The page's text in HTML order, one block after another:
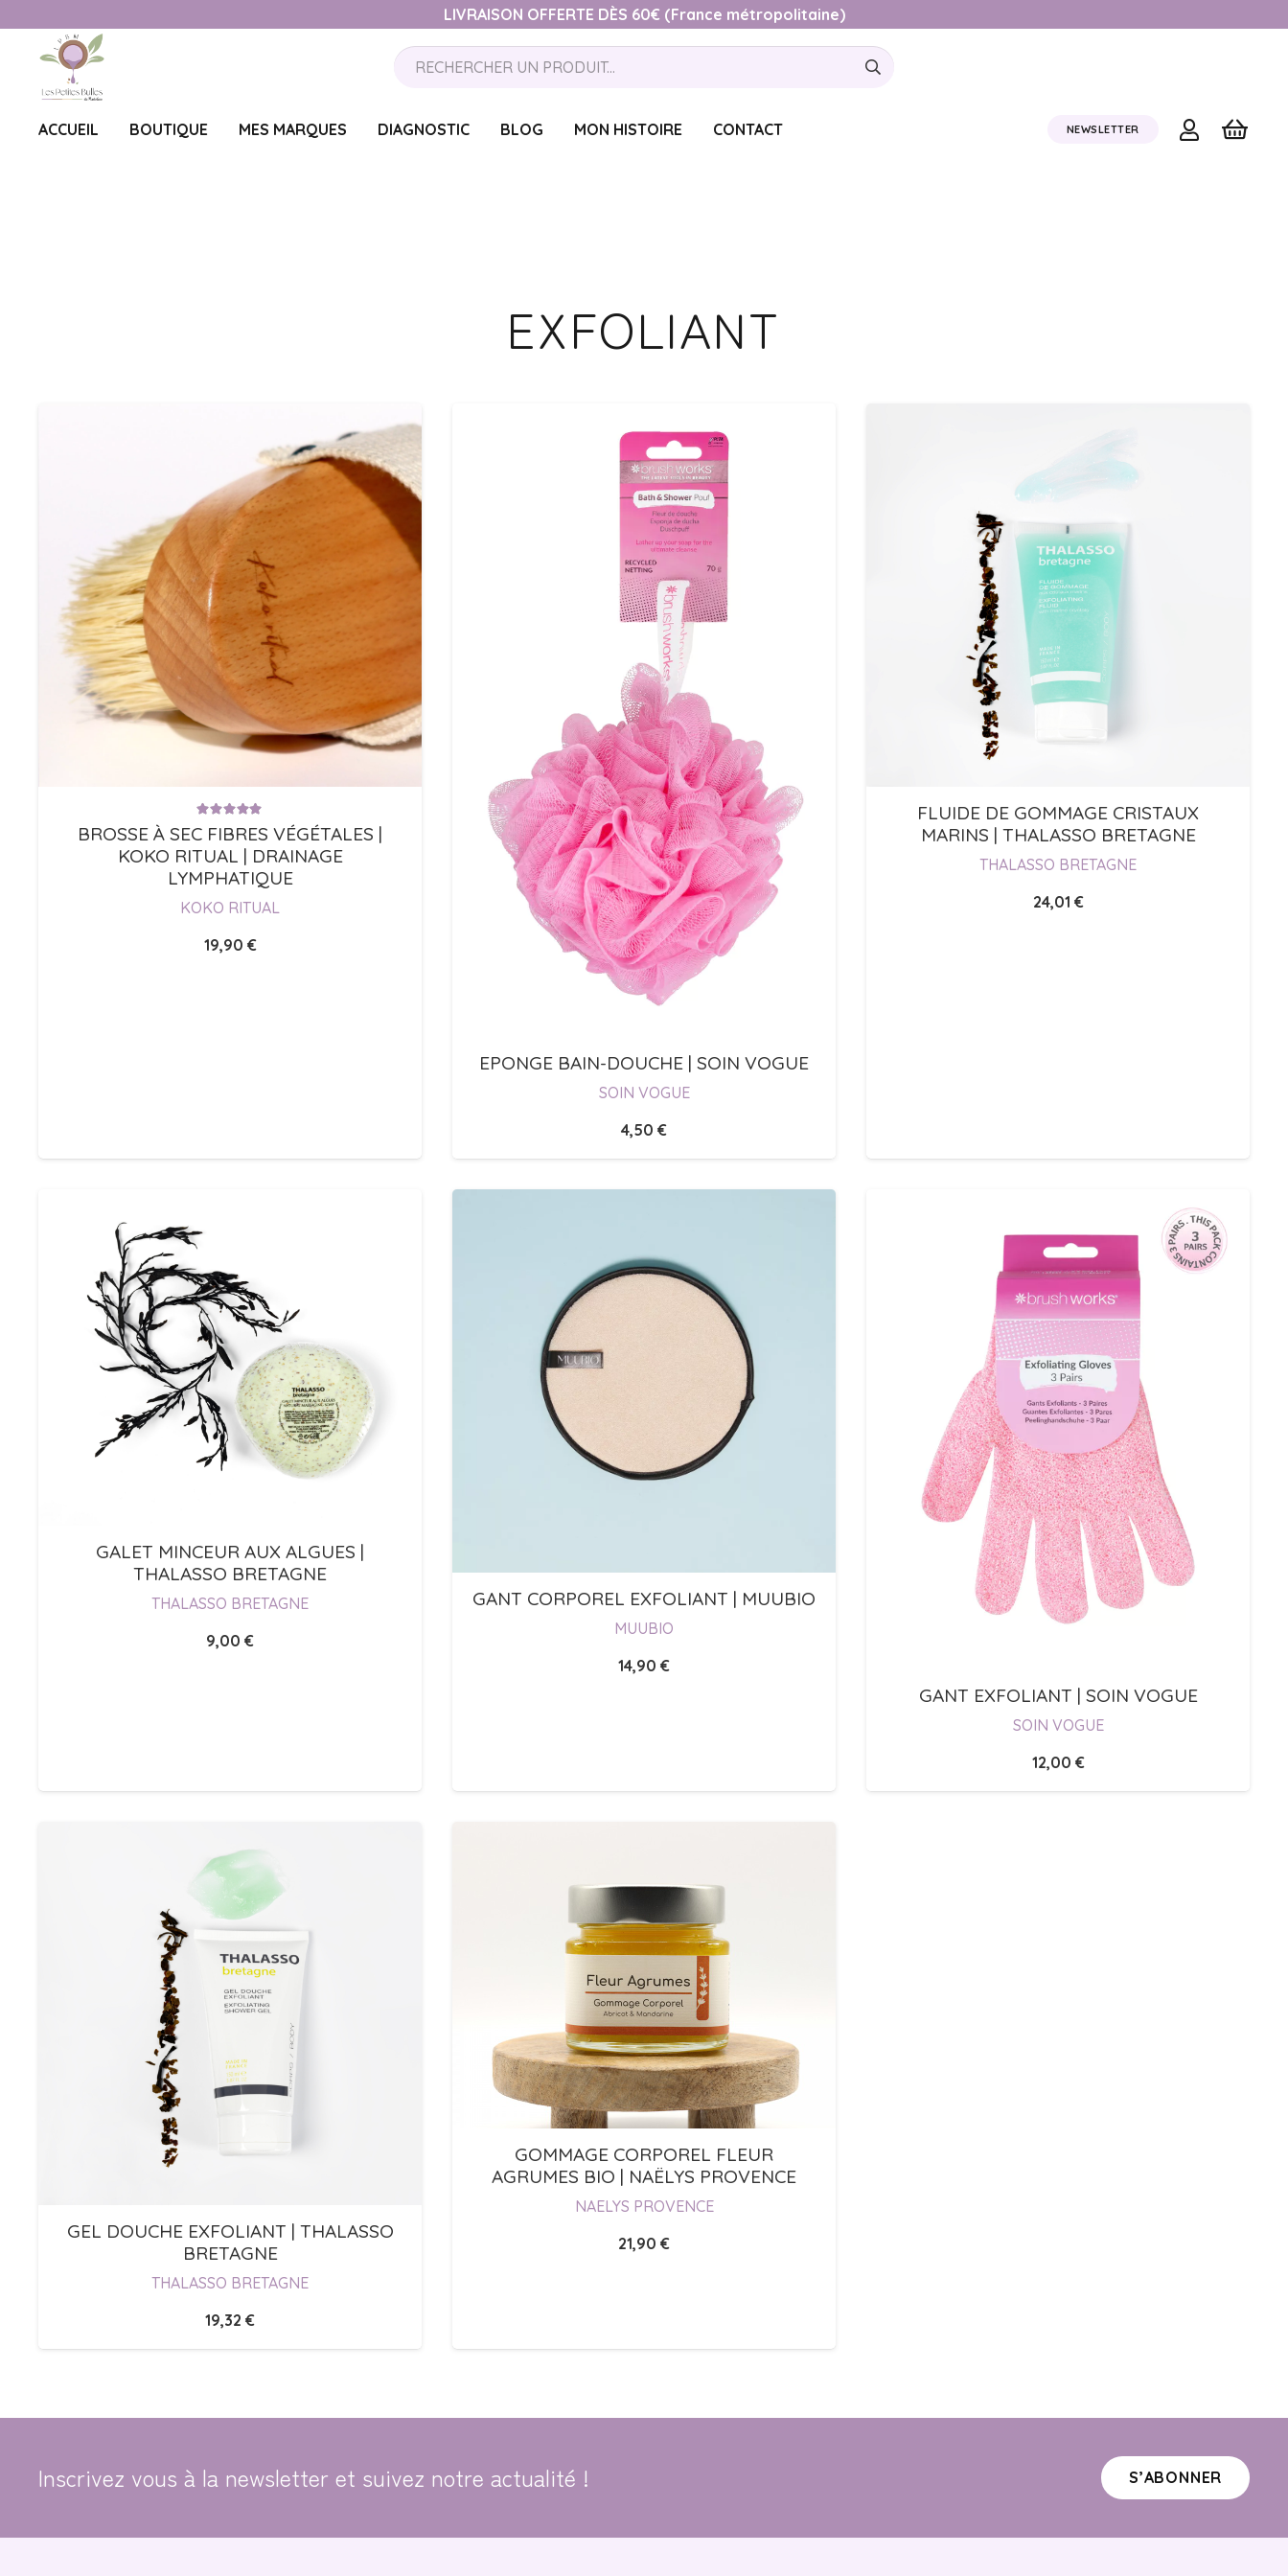
LIVRAISON OFFERTE DÈS 60€ (France métropolitaine)
ACCUEIL BOUTIQUE MES MARQUES DIAGNOSTIC BLOG MON HISTOIRE CONTACT NEWSLETTER
EXFOLIANT
sur 5
BROSSE À SEC FIBRES VÉGÉTALES |
KOKO RITUAL | DRAINAGE
LYMPHATIQUE
KOKO RITUAL
19,90 €
EPONGE BAIN-DOUCHE | SOIN VOGUE
SOIN VOGUE
4,50 €
FLUIDE DE GOMMAGE CRISTAUX
MARINS | THALASSO BRETAGNE
THALASSO BRETAGNE
24,01 €
GALET MINCEUR AUX ALGUES |
THALASSO BRETAGNE
THALASSO BRETAGNE
9,00 €
GANT CORPOREL EXFOLIANT | MUUBIO
MUUBIO
14,90 €
GANT EXFOLIANT | SOIN VOGUE
SOIN VOGUE
12,00 €
GEL DOUCHE EXFOLIANT | THALASSO
BRETAGNE
THALASSO BRETAGNE
19,32 €
GOMMAGE CORPOREL FLEUR
AGRUMES BIO | NAËLYS PROVENCE
NAELYS PROVENCE
21,90 €
Inscrivez vous à la newsletter et suivez notre actualité ! S’ABONNER